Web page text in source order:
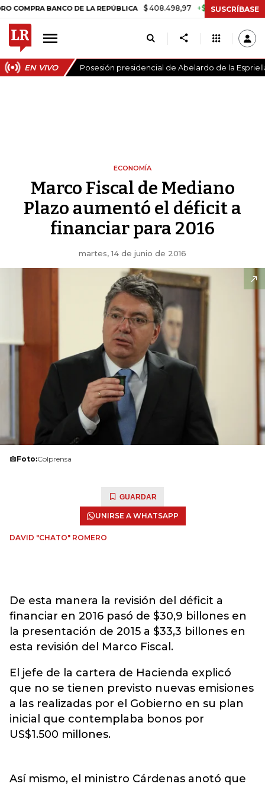
BANCO DE LA REPÚBLICA $ 408.498,97 +$ 8.753,81 +2,19%
SUSCRÍBASE
EN VIVO Posesión presidencial de Abelardo de la
ECONOMÍA
Marco Fiscal de Mediano
Plazo aumentó el déficit a
financiar para 2016
martes, 14 de junio de 2016
Foto:Colprensa
GUARDAR
UNIRSE A WHATSAPP
DAVID "CHATO" ROMERO
De esta manera la revisión del déficit a
financiar en 2016 pasó de $30,9 billones en
la presentación de 2015 a $33,3 billones en
esta revisión del Marco Fiscal.
El jefe de la cartera de Hacienda explicó
que no se tienen previsto nuevas emisiones
a las realizadas por el Gobierno en su plan
inicial que contemplaba bonos por
US$1.500 millones.
Así mismo, el ministro Cárdenas anotó que